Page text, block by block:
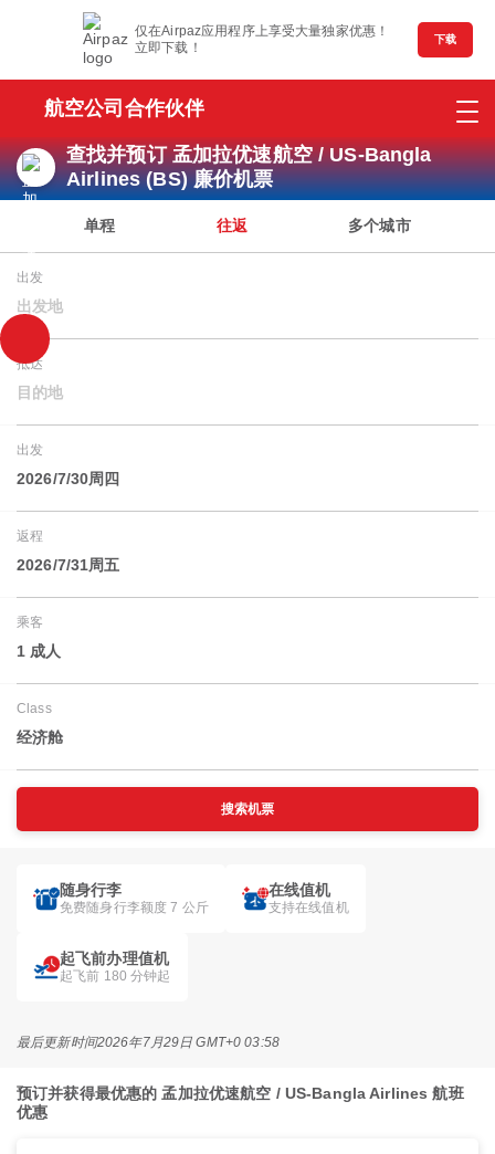
仅在Airpaz应用程序上享受大量独家优惠！
立即下载！
下载
航空公司合作伙伴
查找并预订 孟加拉优速航空 / US-Bangla
Airlines (BS) 廉价机票
单程 往返 多个城市
出发
出发地
抵达
目的地
出发
2026/7/30周四
返程
2026/7/31周五
乘客
1 成人
Class
经济舱
搜索机票
随身行李
免费随身行李额度 7 公斤
在线值机
支持在线值机
起飞前办理值机
起飞前 180 分钟起
最后更新时间2026年7月29日 GMT+0 03:58
预订并获得最优惠的 孟加拉优速航空 / US-Bangla Airlines 航班
优惠